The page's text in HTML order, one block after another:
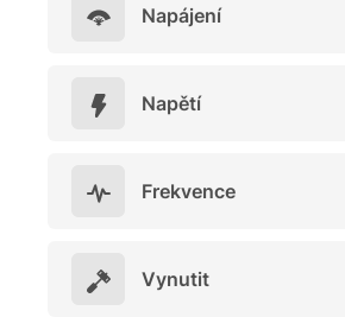
Napájení
Napětí
Frekvence
Vynutit